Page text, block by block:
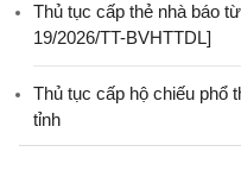
Thủ tục cấp thẻ nhà báo
19/2026/TT-BVHTTDL]
Thủ tục cấp hộ chiếu phổ
tỉnh